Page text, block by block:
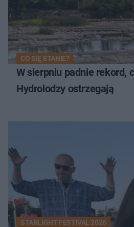
CO SIĘ STANIE?
W sierpniu padnie rekord,
Hydrolodzy ostrzegają
STARLIGHT FESTIVAL 2026